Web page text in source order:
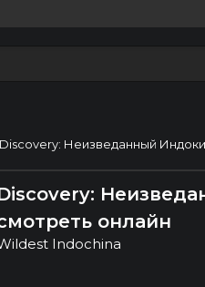
Неизведанный
онлайн
Indochina